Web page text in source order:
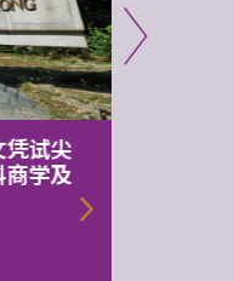
凭试尖
商学及